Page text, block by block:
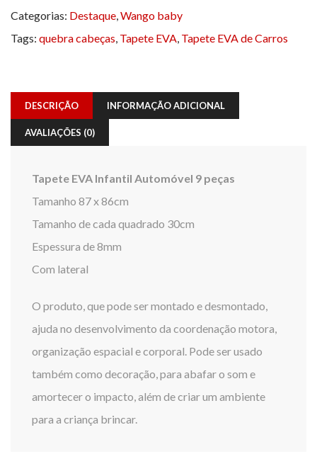
Categorias: Destaque,Wango baby
Tags: quebra cabeças, Tapete EVA, Tapete EVA de Carros
DESCRIÇÃO INFORMAÇÃO ADICIONAL
AVALIAÇÕES (0)
Tapete EVA Infantil Automóvel 9 peças
Tamanho 87 x 86cm
Tamanho de cada quadrado 30cm
Espessura de 8mm
Com lateral
O produto, que pode ser montado e desmontado,
ajuda no desenvolvimento da coordenação motora,
organização espacial e corporal. Pode ser usado
também como decoração, para abafar o som e
amortecer o impacto, além de criar um ambiente
para a criança brincar.